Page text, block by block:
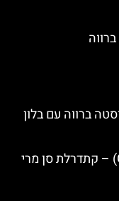
ברווה עם בלון
קתדרלת גירונה (Girona Cathedral) – קתדרלת סן מרי